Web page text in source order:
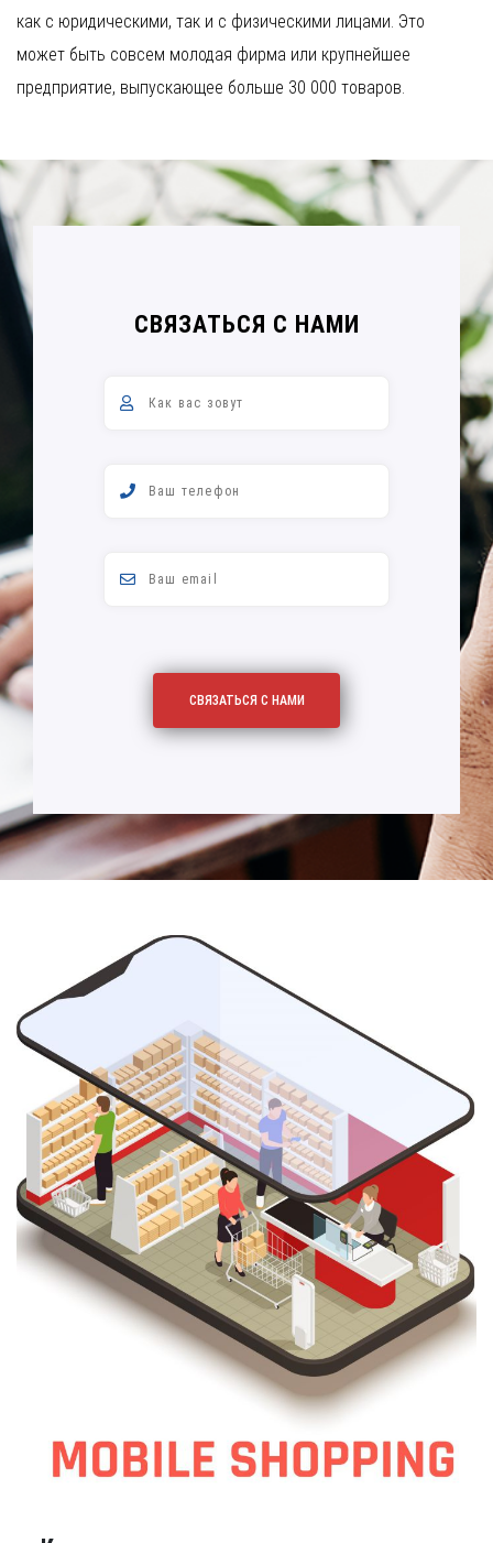
как с юридическими, так и с физическими лицами. Это
может быть совсем молодая фирма или крупнейшее
предприятие, выпускающее больше 30 000 товаров.
СВЯЗАТЬСЯ С НАМИ